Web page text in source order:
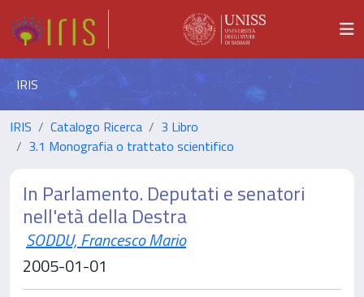
IRIS
IRIS Catalogo Ricerca
3 Libro
3.1 Monografia o trattato scientifico
In Parlamento. Deputati e senatori
nell'età della Destra
SODDU, Francesco Mario
2005-01-01